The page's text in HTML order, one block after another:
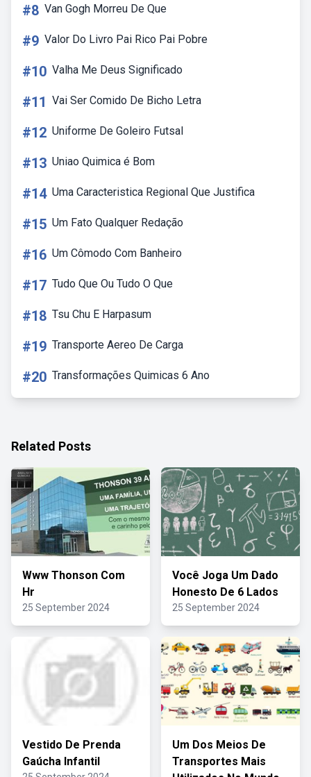
#8 Van Gogh Morreu De Que
#9 Valor Do Livro Pai Rico Pai Pobre
#10 Valha Me Deus Significado
#11 Vai Ser Comido De Bicho Letra
#12 Uniforme De Goleiro Futsal
#13 Uniao Quimica é Bom
#14 Uma Caracteristica Regional Que Justifica
#15 Um Fato Qualquer Redação
#16 Um Cômodo Com Banheiro
#17 Tudo Que Ou Tudo O Que
#18 Tsu Chu E Harpasum
#19 Transporte Aereo De Carga
#20 Transformações Quimicas 6 Ano
Related Posts
Www Thonson Com
Hr
25 September 2024
Você Joga Um Dado
Honesto De 6 Lados
25 September 2024
Vestido De Prenda
Gaúcha Infantil
Um Dos Meios De
Transportes Mais